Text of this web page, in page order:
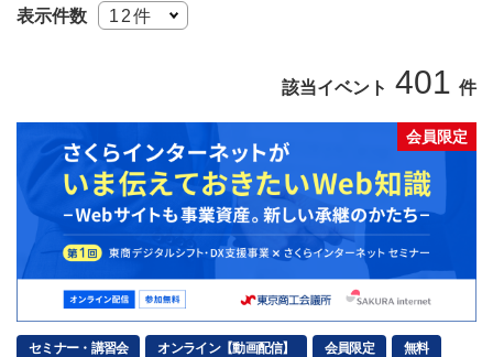
表示件数
該当イベント 401 件
会員限定
セミナー・講習会 オンライン【動画配信】 会員限定 無料